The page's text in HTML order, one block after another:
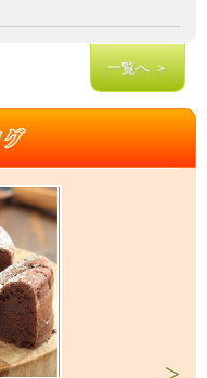
一覧へ ＞